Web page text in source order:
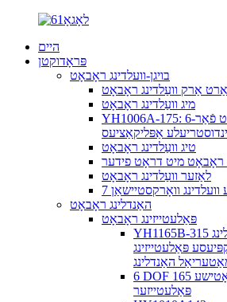
היים
פּראָדוקטן
בויגן-וועלדינג ראָבאָט
אַרק וועַלדינג ראָבאָט
מיג וועַלדינג ראָבאָט
YH1006A-175: 6-אַקס וועַלדינג ראָבאָט פֿאַר
אַפּליקאַציעס
טיג וועַלדינג ראָבאָט
ראָבאָט מיט דראָט פידער
לאַזער וועַלדינג ראָבאָט
וואָרקסטיישאַן
האַנדלינג ראָבאָט
פּאַלעטייזינג ראָבאָט
YH1165B-315 שווער-פליכט האַנדלינג
פּאַלעטייזינג
האַנדלינג
6 DOF 165 ק"ג פּיילאָוד ראָבאָטישע
פּאַלעטייזער